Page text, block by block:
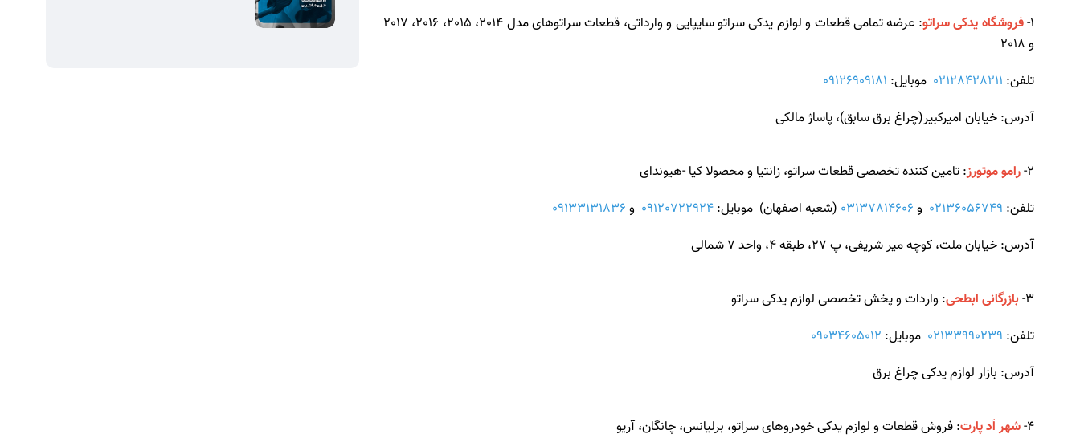
1- فروشگاه یدکی سراتو
: عرضه تمامی قطعات و لوازم یدکی سراتو سایپایی و وارداتی، قطعات سراتوهای مدل 2014، 2015، 2016، 2017
و 2018
تلفن: 02128428211 موبایل: 09126909181
آدرس: خیابان امیرکبیر(چراغ برق سابق)، پاساژ مالکی
2- رامو موتورز: تامین کننده تخصصی قطعات سراتو، زانتیا و محصولا کیا -هیوندای
تلفن: 02136056749 و 03137814606 (شعبه اصفهان) موبایل: 09120722924 و 09133131836
آدرس: خیابان ملت، کوچه میر شریفی، پ 27، طبقه 4، واحد 7 شمالی
3- بازرگانی ابطحی: واردات و پخش تخصصی لوازم یدکی سراتو
تلفن: 02133990239 موبایل: 09034605012
آدرس: بازار لوازم یدکی چراغ برق
4- شهر اَد پارت: فروش قطعات و لوازم یدکی خودروهای سراتو، برلیانس، چانگان، آریو